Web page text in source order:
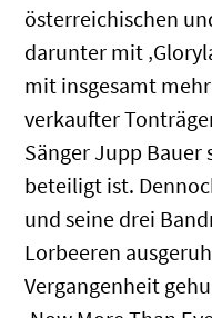
österreichischen
darunter mit
mit insgesamt
verkaufter
Sänger Jupp Bauer
beteiligt ist.
und seine drei
Lorbeeren
Vergangenheit